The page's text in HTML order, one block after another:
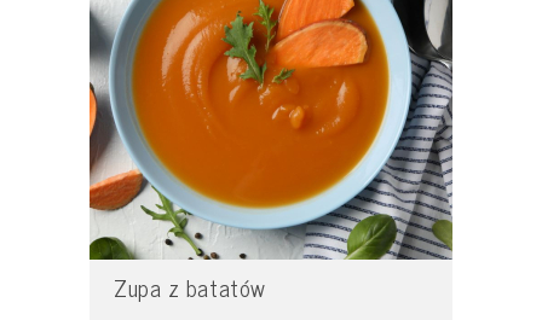
Zupa z batatów